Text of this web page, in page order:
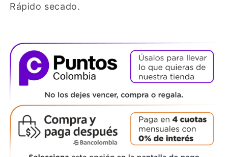
Rápido secado.